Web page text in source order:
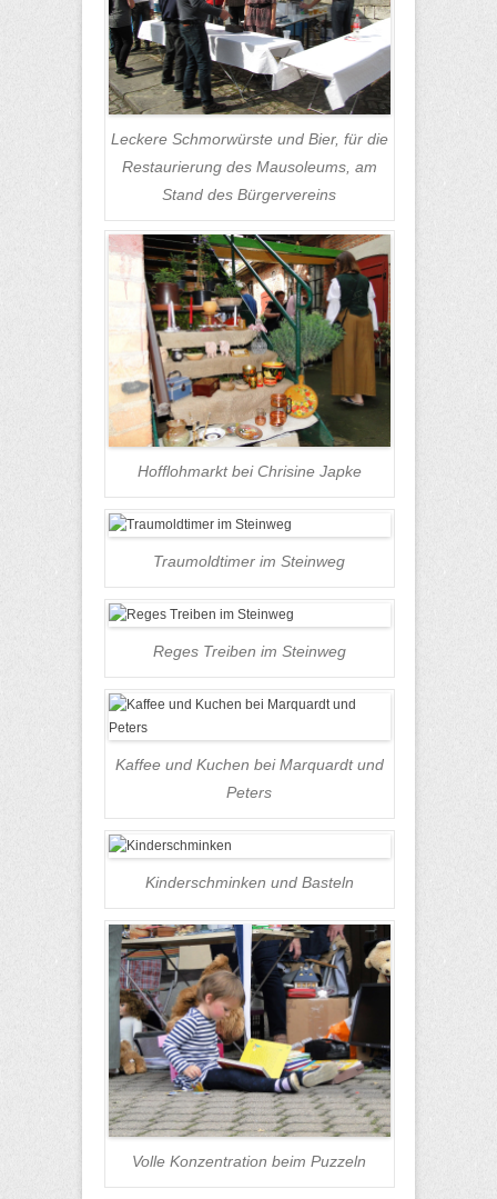
Leckere Schmorwürste und Bier, für die
Restaurierung des Mausoleums, am
Stand des Bürgervereins
Hofflohmarkt bei Chrisine Japke
Traumoldtimer im Steinweg
Reges Treiben im Steinweg
Kaffee und Kuchen bei Marquardt und
Peters
Kinderschminken und Basteln
Volle Konzentration beim Puzzeln